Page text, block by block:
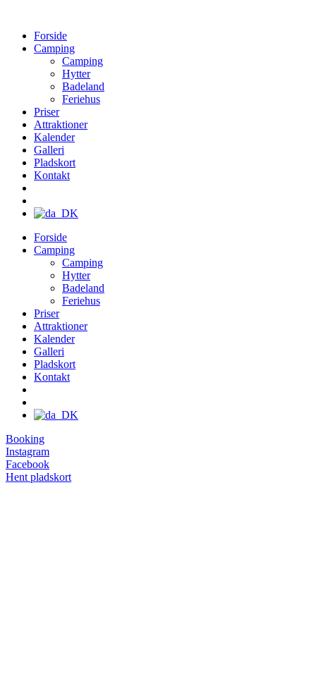
Forside
Camping
Camping
Hytter
Badeland
Feriehus
Priser
Attraktioner
Kalender
Galleri
Pladskort
Kontakt
Forside
Camping
Camping
Hytter
Badeland
Feriehus
Priser
Attraktioner
Kalender
Galleri
Pladskort
Kontakt
Booking
Instagram
Facebook
Hent pladskort